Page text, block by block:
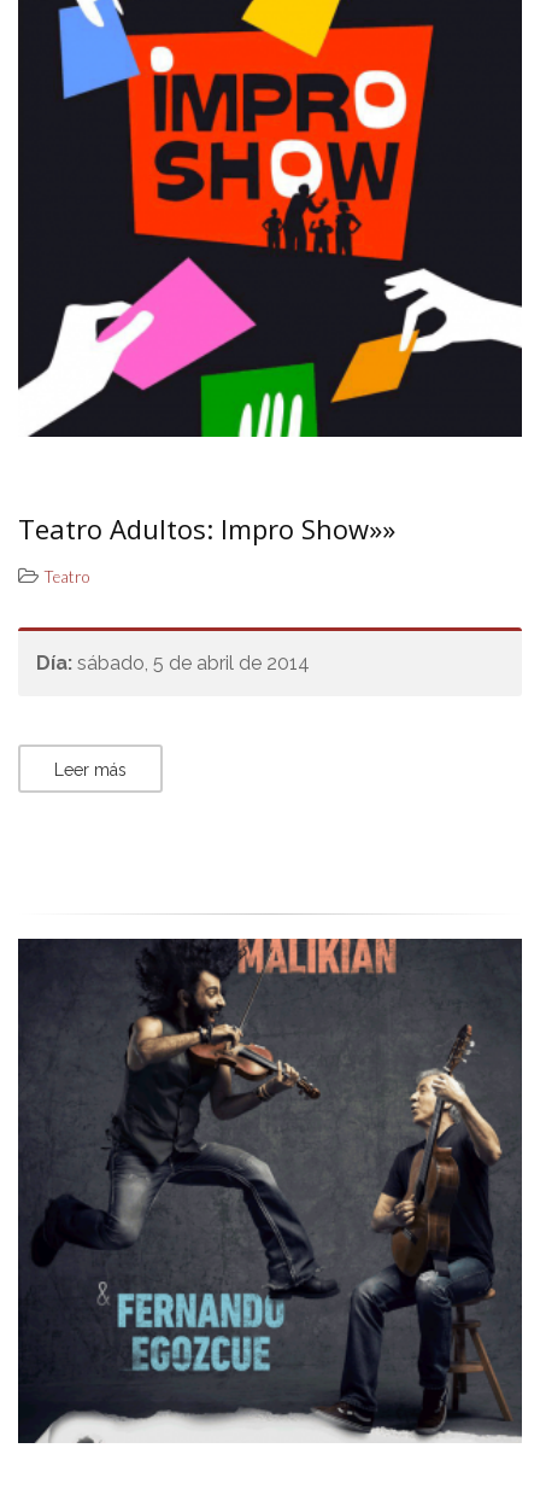
Teatro Adultos: Impro Show»»
Teatro
Día: sábado, 5 de abril de 2014
Leer más